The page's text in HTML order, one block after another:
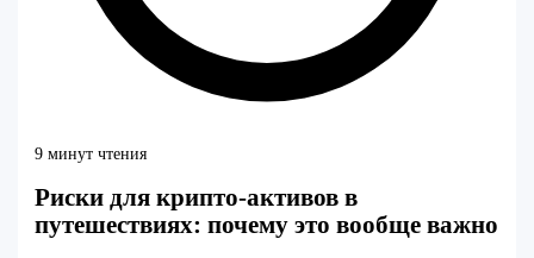
9 минут чтения
Риски для крипто-активов в
путешествиях: почему это вообще важно